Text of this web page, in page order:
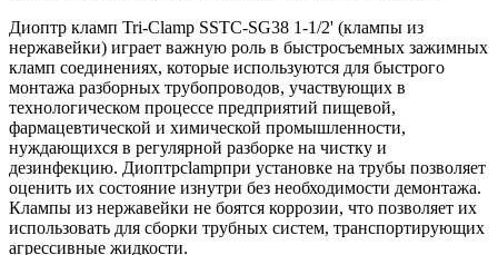
Диоптр кламп Tri-Clamp SSTC-SG38 1-1/2' (клампы из
нержавейки) играет важную роль в быстросъемных зажимных
кламп соединениях, которые используются для быстрого
монтажа разборных трубопроводов, участвующих в
технологическом процессе предприятий пищевой,
фармацевтической и химической промышленности,
нуждающихся в регулярной разборке на чистку и
дезинфекцию. Диоптрclampпри установке на трубы позволяет
оценить их состояние изнутри без необходимости демонтажа.
Клампы из нержавейки не боятся коррозии, что позволяет их
использовать для сборки трубных систем, транспортирующих
агрессивные жидкости.